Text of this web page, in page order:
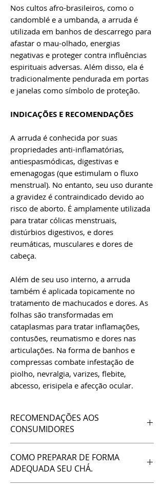
Nos cultos afro-brasileiros, como o
candomblé e a umbanda, a arruda é
utilizada em banhos de descarrego para
afastar o mau-olhado, energias
negativas e proteger contra influências
espirituais adversas. Além disso, ela é
tradicionalmente pendurada em portas
e janelas como símbolo de proteção.
INDICAÇÕES E RECOMENDAÇÕES
A arruda é conhecida por suas
propriedades anti-inflamatórias,
antiespasmódicas, digestivas e
emenagogas (que estimulam o fluxo
menstrual). No entanto, seu uso durante
a gravidez é contraindicado devido ao
risco de aborto. É amplamente utilizada
para tratar cólicas menstruais,
distúrbios digestivos, e dores
reumáticas, musculares e dores de
cabeça.
Além de seu uso interno, a arruda
também é aplicada topicamente no
tratamento de machucados e dores. As
folhas são transformadas em
cataplasmas para tratar inflamações,
contusões, reumatismo e dores nas
articulações. Na forma de banhos e
compressas combate infestação de
piolho, nevralgia, varizes, flebite,
abcesso, erisipela e afecção ocular.
RECOMENDAÇÕES AOS
CONSUMIDORES
Guião são produzidos ou coletados
por nossa equipe, principalmente na
região de São Gonçalo do Rio das
COMO PREPARAR DE FORMA
ADEQUADA SEU CHÁ.